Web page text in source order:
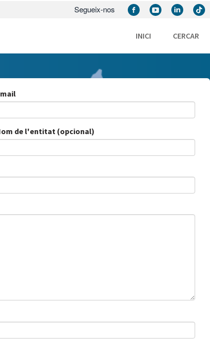
Segueix-nos
INICI CERCAR
de l'entitat (opcional)